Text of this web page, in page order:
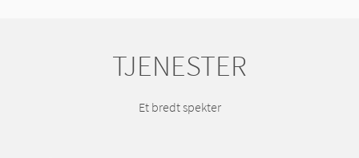
TJENESTER
Et bredt spekter